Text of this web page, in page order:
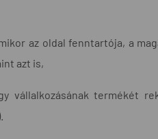
az oldal fenntartója, a
azt is,
vállalkozásának termékét